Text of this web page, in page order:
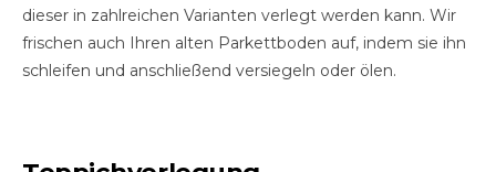
dieser in zahlreichen Varianten verlegt werden kann. Wir
frischen auch Ihren alten Parkettboden auf, indem sie ihn
schleifen und anschließend versiegeln oder ölen.